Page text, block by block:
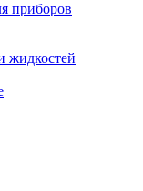
приборов
жидкостей